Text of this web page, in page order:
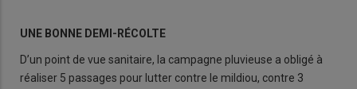
UNE BONNE DEMI-RÉCOLTE
D’un point de vue sanitaire, la campagne pluvieuse a obligé à
réaliser 5 passages pour lutter contre le mildiou, contre 3